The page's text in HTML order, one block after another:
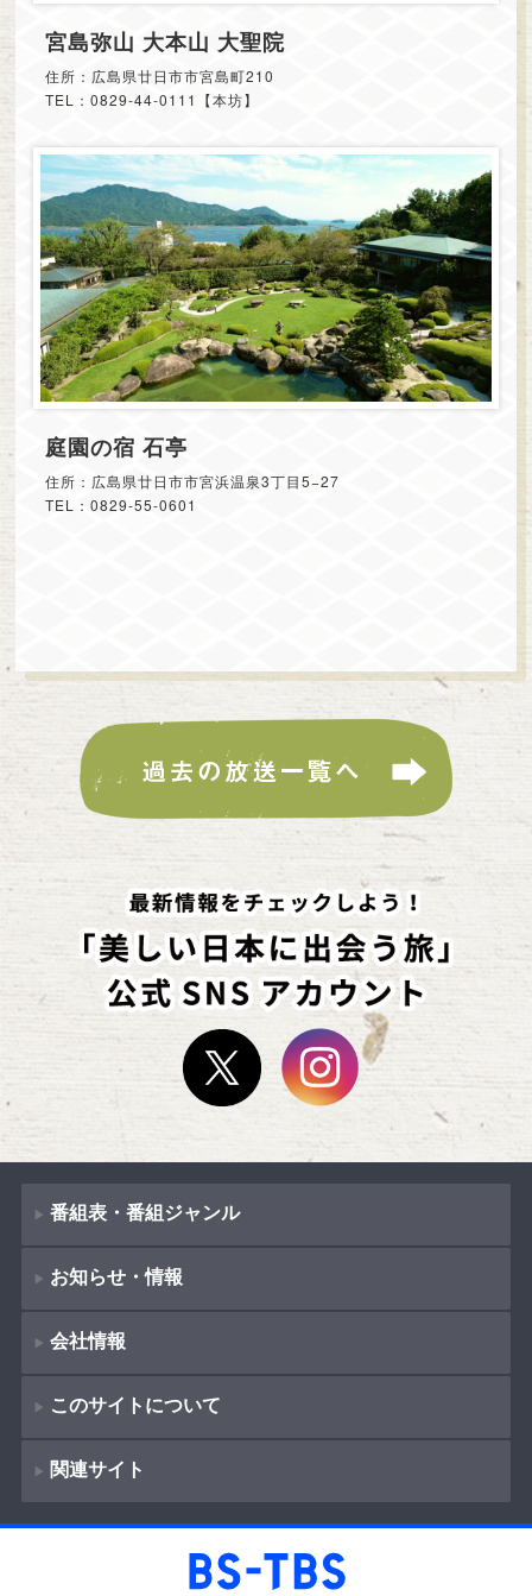
宮島弥山 大本山 大聖院
住所：広島県廿日市市宮島町210
TEL：0829-44-0111【本坊】
庭園の宿 石亭
住所：広島県廿日市市宮浜温泉3丁目5−27
TEL：0829-55-0601
番組表・番組ジャンル
番組表
番組ジャンル
ドラマ
映画
お知らせ・情報
新着情報
お知らせ
イベント
ショッピング
会社情報
会社概要
（Company Information）
このサイトについて
著作権とリンク
サイトポリシー
関連サイト